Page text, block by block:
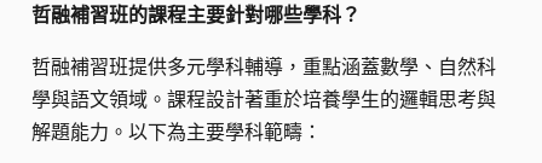
哲融補習班的課程主要針對哪些學科？
哲融補習班提供多元學科輔導，重點涵蓋數學、自然科
學與語文領域。課程設計著重於培養學生的邏輯思考與
解題能力。以下為主要學科範疇：